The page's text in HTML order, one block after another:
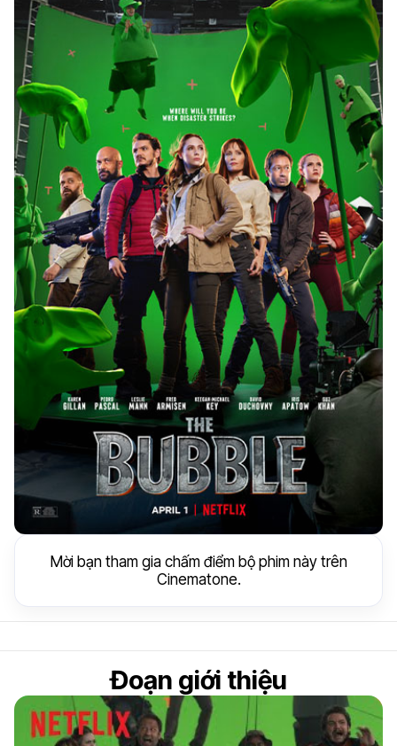
Mời bạn tham gia chấm điểm bộ phim này trên
Cinematone.
Đoạn giới thiệu